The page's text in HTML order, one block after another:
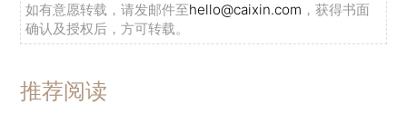
如有意愿转载，请发邮件至hello@caixin.com ，获得书面
确认及授权后，方可转载。
推荐阅读